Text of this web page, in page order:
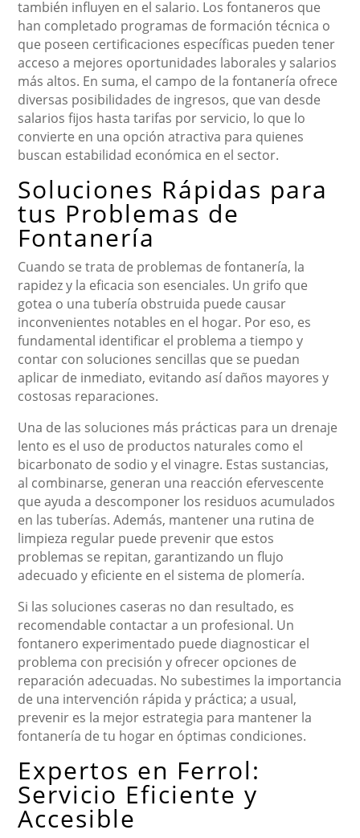
también influyen en el salario. Los fontaneros que
han completado programas de formación técnica o
que poseen certificaciones específicas pueden tener
acceso a mejores oportunidades laborales y salarios
más altos. En suma, el campo de la fontanería ofrece
diversas posibilidades de ingresos, que van desde
salarios fijos hasta tarifas por servicio, lo que lo
convierte en una opción atractiva para quienes
buscan estabilidad económica en el sector.
Soluciones Rápidas para
tus Problemas de
Fontanería
Cuando se trata de problemas de fontanería, la
rapidez y la eficacia son esenciales. Un grifo que
gotea o una tubería obstruida puede causar
inconvenientes notables en el hogar. Por eso, es
fundamental identificar el problema a tiempo y
contar con soluciones sencillas que se puedan
aplicar de inmediato, evitando así daños mayores y
costosas reparaciones.
Una de las soluciones más prácticas para un drenaje
lento es el uso de productos naturales como el
bicarbonato de sodio y el vinagre. Estas sustancias,
al combinarse, generan una reacción efervescente
que ayuda a descomponer los residuos acumulados
en las tuberías. Además, mantener una rutina de
limpieza regular puede prevenir que estos
problemas se repitan, garantizando un flujo
adecuado y eficiente en el sistema de plomería.
Si las soluciones caseras no dan resultado, es
recomendable contactar a un profesional. Un
fontanero experimentado puede diagnosticar el
problema con precisión y ofrecer opciones de
reparación adecuadas. No subestimes la importancia
de una intervención rápida y práctica; a usual,
prevenir es la mejor estrategia para mantener la
fontanería de tu hogar en óptimas condiciones.
Expertos en Ferrol:
Servicio Eficiente y
Accesible